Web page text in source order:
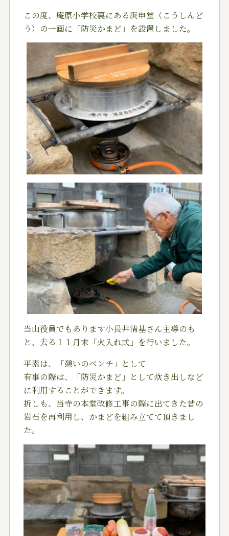
この度、庵原小学校裏にある庚申堂（こうしんど
う）の一画に「防災かまど」を設置しました。
当山役員でもあります小長井清基さん主導のも
と、去る１１月末「火入れ式」を行いました。
平素は、「憩いのベンチ」として
有事の際は、「防災かまど」として炊き出しなど
に利用することができます。
折しも、当寺の本堂改修工事の際に出てきた昔の
岩石を再利用し、かまどを組み立てて頂きまし
た。